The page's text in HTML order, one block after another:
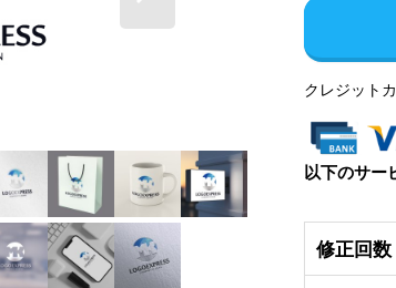
クレジット
以下のサー
修正回数